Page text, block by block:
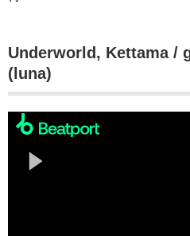
Underworld, Kettama /
(luna)